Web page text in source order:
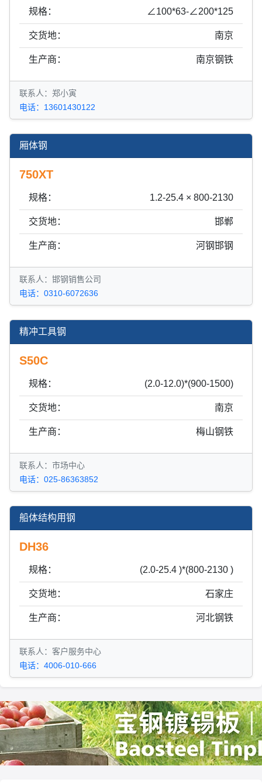
规格： ∠100*63-∠200*125
交货地： 南京
生产商： 南京钢铁
联系人：郑小寅
电话：13601430122
厢体钢
750XT
规格： 1.2-25.4 × 800-2130
交货地： 邯郸
生产商： 河钢邯钢
联系人：邯钢销售公司
电话：0310-6072636
精冲工具钢
S50C
规格： (2.0-12.0)*(900-1500)
交货地： 南京
生产商： 梅山钢铁
联系人：市场中心
电话：025-86363852
船体结构用钢
DH36
规格： (2.0-25.4 )*(800-2130 )
交货地： 石家庄
生产商： 河北钢铁
联系人：客户服务中心
电话：4006-010-666